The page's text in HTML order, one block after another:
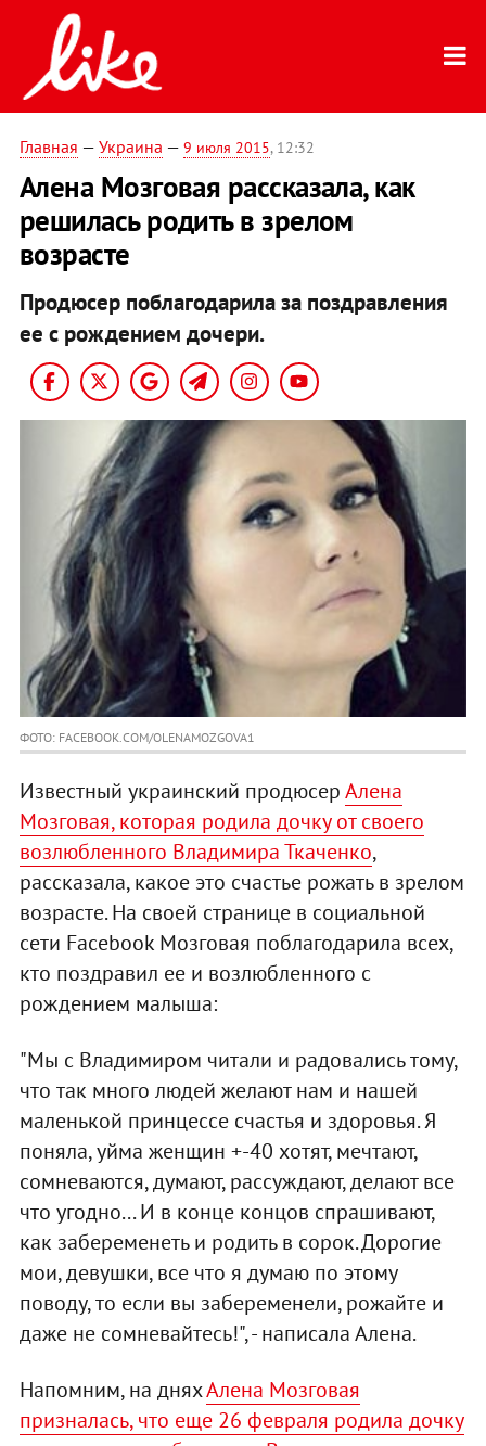
Главная — Украина — 9 июля 2015, 12:32
Алена Мозговая рассказала, как
решилась родить в зрелом
возрасте
Продюсер поблагодарила за поздравления
ее с рождением дочери.
ФОТО: FACEBOOK.COM/OLENAMOZGOVA1
Известный украинский продюсерАлена
Мозговая, которая родила дочку от своего
возлюбленного Владимира Ткаченко,
рассказала, какое это счастье рожать в зрелом
возрасте. На своей странице в социальной
сети Facebook Мозговая поблагодарила всех,
кто поздравил ее и возлюбленного с
рождением малыша:
"Мы с Владимиром читали и радовались тому,
что так много людей желают нам и нашей
маленькой принцессе счастья и здоровья. Я
поняла, уйма женщин +-40 хотят, мечтают,
сомневаются, думают, рассуждают, делают все
что угодно... И в конце концов спрашивают,
как забеременеть и родить в сорок. Дорогие
мои, девушки, все что я думаю по этому
поводу, то если вы забеременели, рожайте и
даже не сомневайтесь!", - написала Алена.
Напомним, на дняхАлена Мозговая
призналась, что еще 26 февраля родила дочку